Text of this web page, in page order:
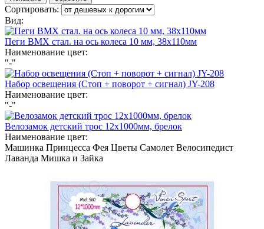
Сортировать:
Вид:
Пеги BMX стал. на ось колеса 10 мм, 38х110мм
Наименование цвет:
"-"
Набор освещения (Стоп + поворот + сигнал) JY-208
Наименование цвет:
"-"
Велозамок детский трос 12х1000мм, брелок
Наименование цвет:
Машинка Принцесса Фея Цветы Самолет Велосипедист
Лаванда Мишка и Зайка